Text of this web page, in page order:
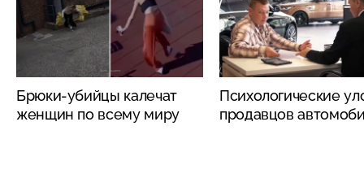
Брюки-убийцы калечат
женщин по всему миру
Психологические
продавцов